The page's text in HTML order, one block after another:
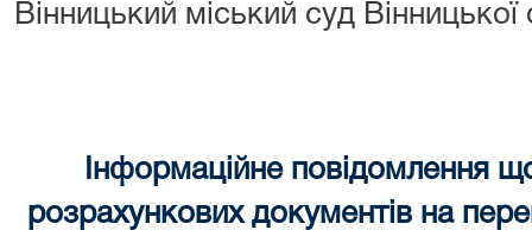
Вінницький міський суд Вінницької
Інформаційне повідомлення
розрахункових документів на